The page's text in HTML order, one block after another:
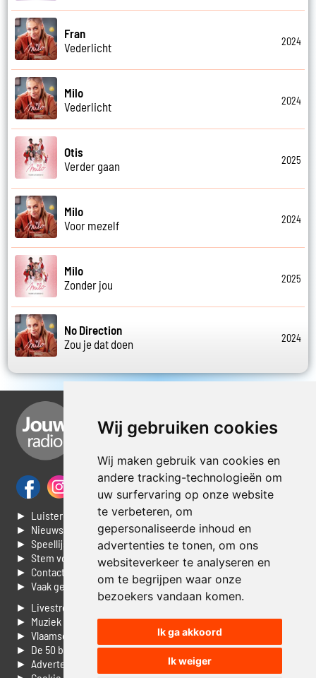
Wij gebruiken cookies
Wij maken gebruik van cookies en
andere tracking-technologieën om
uw surfervaring op onze website
te verbeteren, om
gepersonaliseerde inhoud en
advertenties te tonen, om ons
websiteverkeer te analyseren en
om te begrijpen waar onze
bezoekers vandaan komen.
Ik ga akkoord
Ik weiger
Fran
Vederlicht
2024
Milo
Vederlicht
2024
Otis
Verder gaan
2025
Milo
Voor mezelf
2024
Milo
Zonder jou
2025
No Direction
Zou je dat doen
2024
► Luisteren naar Jouwradio
► Nieuws
► Speellijst
► Stem voor de Dag top 3
► Contacteer ons
► Vaak gestelde vragen
► Livestream informatie
► Muziek opzoeken
► Vlaamse 100 Aller tijden
► De 50 beste van...
► Adverteren op Jouwradio